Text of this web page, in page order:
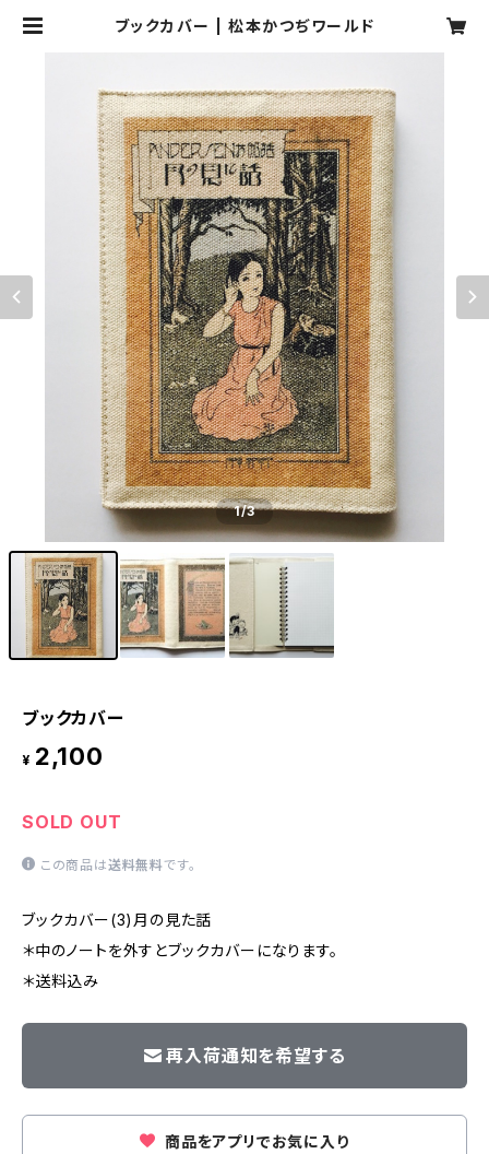
ブックカバー | 松本かつぢワールド
1/3
ブックカバー
¥ 2,100
SOLD OUT
この商品は送料無料です。
ブックカバー(3)月の見た話
＊中のノートを外すとブックカバーになります。
＊送料込み
再入荷通知を希望する
商品をアプリでお気に入り